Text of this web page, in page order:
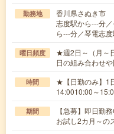
勤務地
香川県さぬき市
志度駅から---分
ら---分／琴電志
曜日頻度
★週2日～（月～
日の組み合わせや
時間
★【日勤のみ】1
14:0010:00～
期間
【急募】即日勤
お試し2カ月～の